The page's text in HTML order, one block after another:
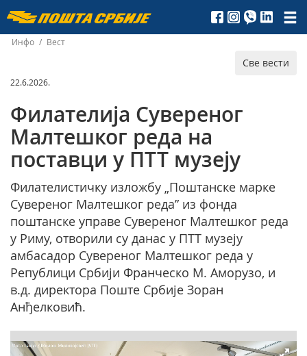
Пошта
Србије
д.о.о.
Инфо / Вест
Све вести
22.6.2026.
Филателија Сувереног
Малтешког реда на
поставци у ПТТ музеју
Филателистичку изложбу „Поштанске марке
Сувереног Малтешког реда” из фонда
поштанске управе Сувереног Малтешког реда
у Риму, отворили су данас у ПТТ музеју
амбасадор Сувереног Малтешког реда у
Републици Србији Франческо М. Аморузо, и
в.д. директора Поште Србије Зоран
Анђелковић.